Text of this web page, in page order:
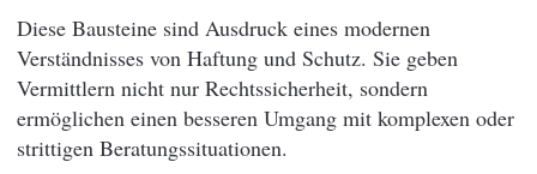
Diese Bausteine sind Ausdruck eines modernen
Verständnisses von Haftung und Schutz. Sie geben
Vermittlern nicht nur Rechtssicherheit, sondern
ermöglichen einen besseren Umgang mit komplexen oder
strittigen Beratungssituationen.